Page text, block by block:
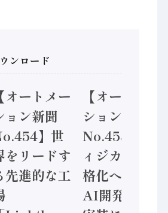
ンロード
【オートメー
ョン新聞
】世
をリードす
先進的な工
【オートメー
ション新聞
No.453】フ
ィジカルAI本
格化へ 国産
AI開発や社会